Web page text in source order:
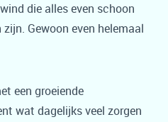
die alles even schoon
Gewoon even helemaal
een groeiende
wat dagelijks veel zorgen